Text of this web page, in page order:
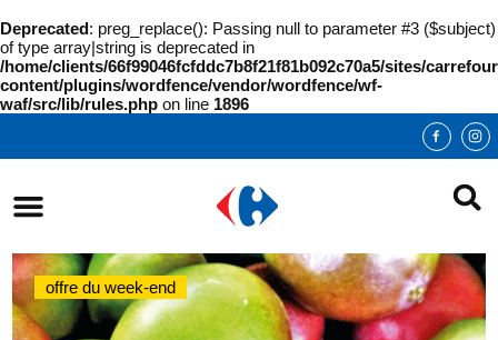
Deprecated: preg_replace(): Passing null to parameter #3 ($subject)
of type array|string is deprecated in
/home/clients/66f99046fcfddc7b8f21f81b092c70a5/sites/
content/plugins/wordfence/vendor/wordfence/wf-
waf/src/lib/rules.php on line 1896
offre du week-end